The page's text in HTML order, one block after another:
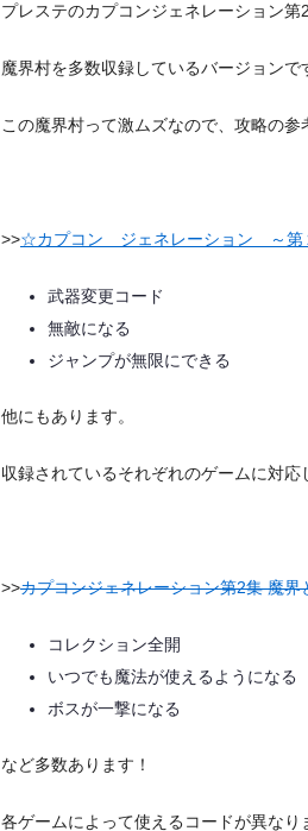
プレステのカプコンジェネレーション第
魔界村を多数収録しているバージョンで
この魔界村って激ムズなので、攻略の参
>>☆カプコン ジェネレーション ～第
武器変更コード
無敵になる
ジャンプが無限にできる
他にもあります。
収録されているそれぞれのゲームに対応
>>カプコンジェネレーション第2集 魔界
コレクション全開
いつでも魔法が使えるようになる
ボスが一撃になる
など多数あります！
各ゲームによって使えるコードが異なり